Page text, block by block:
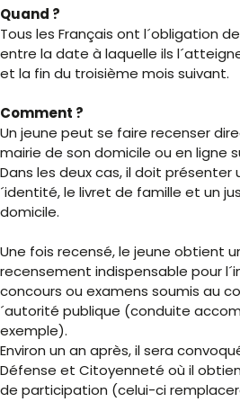
Quand ?
Tous les Français ont l´obligation
entre la date à laquelle ils
et la fin du troisième mois suivant.
Comment ?
Un jeune peut se faire recenser
mairie de son domicile ou en ligne
Dans les deux cas, il doit présenter
´identité, le livret de famille et un
domicile.
Une fois recensé, le jeune obtient
recensement indispensable pour
concours ou examens soumis au
´autorité publique (conduite
exemple).
Environ un an après, il sera
Défense et Citoyenneté où il
de participation (celui-ci